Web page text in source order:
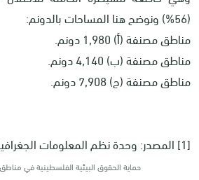
(56%) ونوضح هنا المساحات بالدونم:
مناطق مصنفة (أ) 1,980 دونم.
مناطق مصنفة (ب) 4,140 دونم.
مناطق مصنفة (ج) 7,908 دونم.
[1] المصدر: وحدة نظم المعلومات الجغرافية – مركز أبحاث الأراضي.
حماية الحقوق البيئية الفلسطينية في